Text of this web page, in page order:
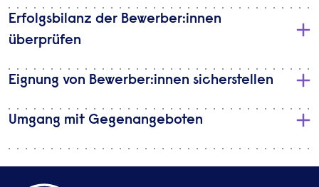
Erfolgsbilanz der Bewerber:innen
überprüfen
Eignung von Bewerber:innen sicherstellen
Umgang mit Gegenangeboten